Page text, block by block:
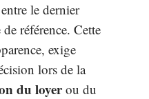
le dernier
référence. Cette
exige
lors de la
du loyerou du